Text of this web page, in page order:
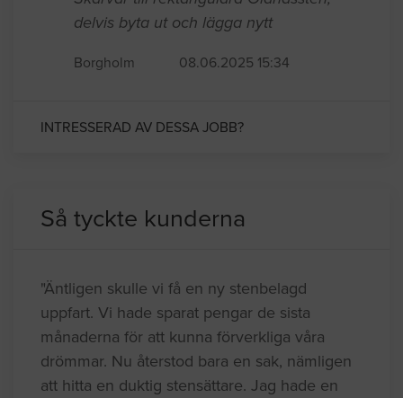
delvis byta ut och lägga nytt
Borgholm 08.06.2025 15:34
INTRESSERAD AV DESSA JOBB?
Så tyckte kunderna
"Äntligen skulle vi få en ny stenbelagd
uppfart. Vi hade sparat pengar de sista
månaderna för att kunna förverkliga våra
drömmar. Nu återstod bara en sak, nämligen
att hitta en duktig stensättare. Jag hade en